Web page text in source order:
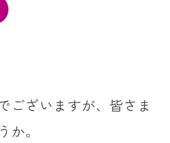
ございますが、皆さま
。